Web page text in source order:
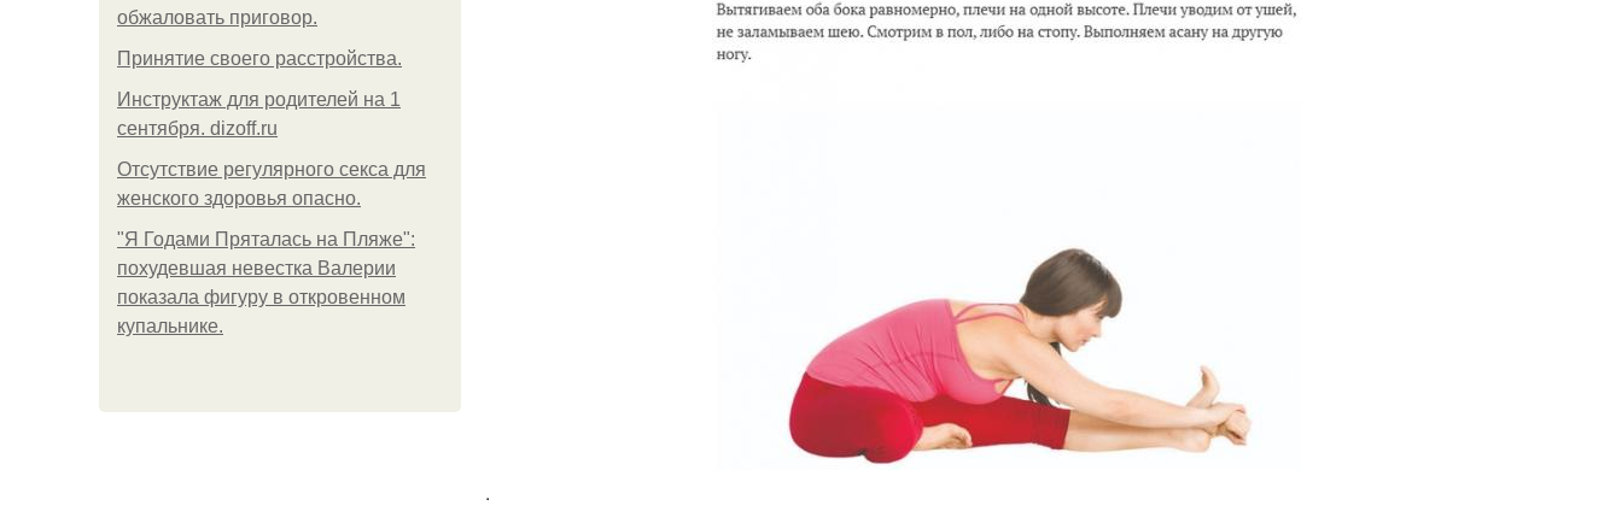
обжаловать приговор.
Принятие своего расстройства.
Инструктаж для родителей на 1
сентября. dizoff.ru
Отсутствие регулярного секса для
женского здоровья опасно.
"Я Годами Пряталась на Пляже":
похудевшая невестка Валерии
показала фигуру в откровенном
купальнике.
.